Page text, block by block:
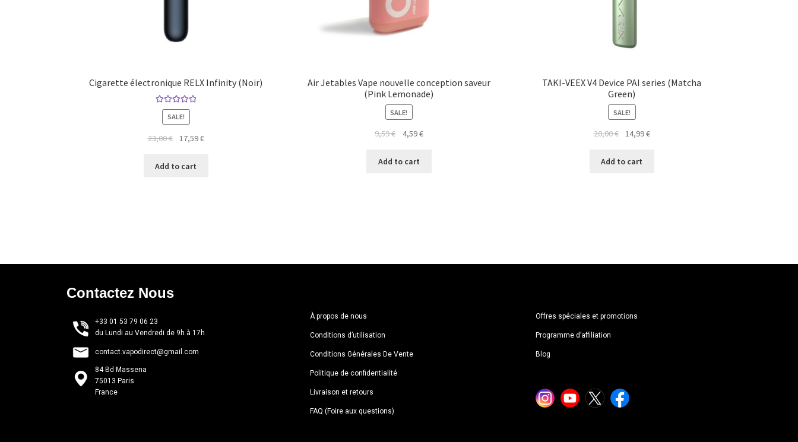
Cigarette électronique RELX Infinity (Noir)
Rated5.00
out of 5
SALE!
23,00€ 17,59€
Add to cart
Air Jetables Vape nouvelle conception saveur
(Pink Lemonade)
SALE!
9,59€ 4,59€
Add to cart
TAKI-VEEX V4 Device PAI series (Matcha
Green)
SALE!
20,00€ 14,99€
Add to cart
Contactez Nous
+33 01 53 79 06 23
du Lundi au Vendredi de 9h à 17h
contact.vapodirect@gmail.com
84 Bd Massena
75013 Paris
France
À propos de nous
Conditions d’utilisation
Conditions Générales De Vente
Politique de confidentialité
Livraison et retours
FAQ (Foire aux questions)
Offres spéciales et promotions
Programme d’affiliation
Blog